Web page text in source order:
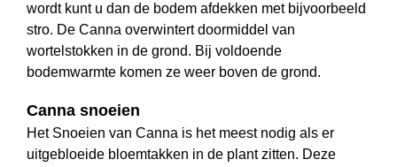
wordt kunt u dan de bodem afdekken met bijvoorbeeld
stro. De Canna overwintert doormiddel van
wortelstokken in de grond. Bij voldoende
bodemwarmte komen ze weer boven de grond.
Canna snoeien
Het Snoeien van Canna is het meest nodig als er
uitgebloeide bloemtakken in de plant zitten. Deze